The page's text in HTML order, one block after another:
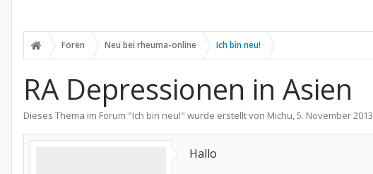
Foren Neu bei rheuma-online Ich bin neu!
RA Depressionen in Asien
Dieses Thema im Forum "Ich bin neu!" wurde erstellt von Michu,5. November 2013
Hallo